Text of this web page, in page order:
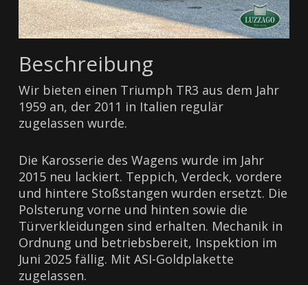
Beschreibung
Wir bieten einen Triumph TR3 aus dem Jahr
1959 an, der 2011 in Italien regulär
zugelassen wurde.
Die Karosserie des Wagens wurde im Jahr
2015 neu lackiert. Teppich, Verdeck, vordere
und hintere Stoßstangen wurden ersetzt. Die
Polsterung vorne und hinten sowie die
Türverkleidungen sind erhalten. Mechanik in
Ordnung und betriebsbereit, Inspektion im
Juni 2025 fällig. Mit ASI-Goldplakette
zugelassen.